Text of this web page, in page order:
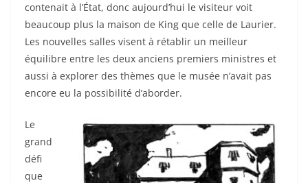
contenait à l’État, donc aujourd’hui le visiteur voit
beaucoup plus la maison de King que celle de Laurier.
Les nouvelles salles visent à rétablir un meilleur
équilibre entre les deux anciens premiers ministres et
aussi à explorer des thèmes que le musée n’avait pas
encore eu la possibilité d’aborder.
Le
grand
défi
que